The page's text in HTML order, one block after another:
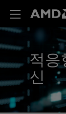
적응
신